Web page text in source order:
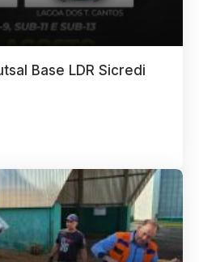
Base LDR Sicredi